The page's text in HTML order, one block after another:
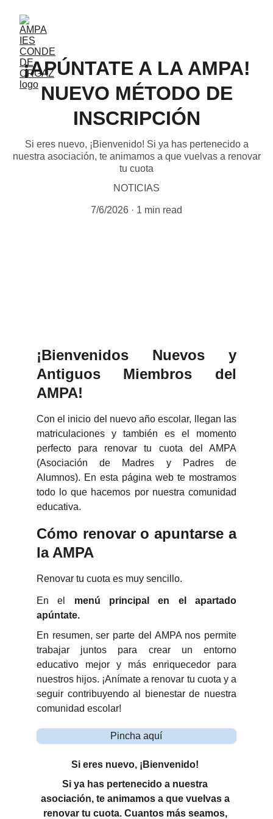
¡APÚNTATE A LA AMPA!
NUEVO MÉTODO DE
INSCRIPCIÓN
Si eres nuevo, ¡Bienvenido! Si ya has pertenecido a
nuestra asociación, te animamos a que vuelvas a renovar
tu cuota
NOTICIAS
7/6/2026 1 min read
¡Bienvenidos Nuevos y
Antiguos Miembros del
AMPA!
Con el inicio del nuevo año escolar, llegan las
matriculaciones y también es el momento
perfecto para renovar tu cuota del AMPA
(Asociación de Madres y Padres de
Alumnos). En esta página web te mostramos
todo lo que hacemos por nuestra comunidad
educativa.
Cómo renovar o apuntarse a
la AMPA
Renovar tu cuota es muy sencillo.
En el menú principal en el apartado
apúntate.
En resumen, ser parte del AMPA nos permite
trabajar juntos para crear un entorno
educativo mejor y más enriquecedor para
nuestros hijos. ¡Anímate a renovar tu cuota y a
seguir contribuyendo al bienestar de nuestra
comunidad escolar!
Si eres nuevo, ¡Bienvenido!
Si ya has pertenecido a nuestra
asociación, te animamos a que vuelvas a
renovar tu cuota. Cuantos más seamos,
Pincha aquí